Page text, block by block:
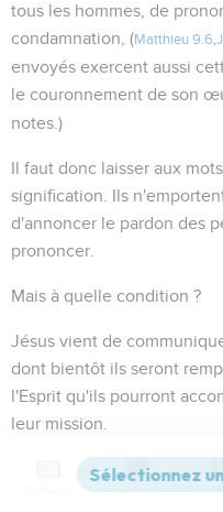
tous les hommes, de
condamnation, (Matthieu 9.6
envoyés exercent aussi
le couronnement de son
notes.)
Il faut donc laisser aux
signification. Ils
d'annoncer le pardon des
prononcer.
Mais à quelle condition ?
Jésus vient de
dont bientôt ils seront
l'Esprit qu'ils pourront
leur mission.
L'Esprit en sera le
activité ne sera donc pas
Versions